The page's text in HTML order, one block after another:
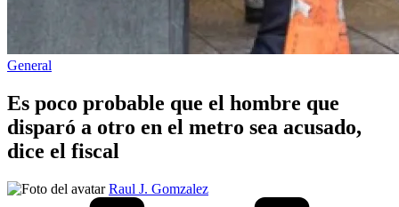
Publicado
General
Es poco probable que el hombre que
disparó a otro en el metro sea acusado,
dice el fiscal
Publicado
Raul J. Gomzalez